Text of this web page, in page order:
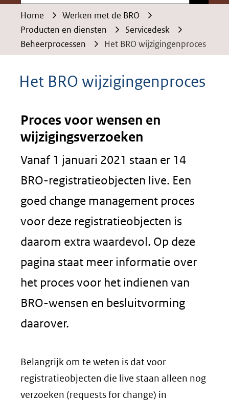
Home
Werken met de BRO
Producten en diensten
Servicedesk
Beheerprocessen
Het BRO wijzigingenproces
Het BRO wijzigingenproces
Proces voor wensen en
wijzigingsverzoeken
Vanaf 1 januari 2021 staan er 14
BRO-registratieobjecten live. Een
goed change management proces
voor deze registratieobjecten is
daarom extra waardevol. Op deze
pagina staat meer informatie over
het proces voor het indienen van
BRO-wensen en besluitvorming
daarover.
Belangrijk om te weten is dat voor
registratieobjecten die live staan alleen nog
verzoeken (requests for change) in